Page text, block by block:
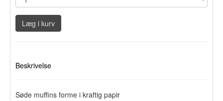
Læg i kurv
Beskrivelse
Søde muffins forme i kraftig papir